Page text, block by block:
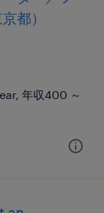
都）
年収400 ～